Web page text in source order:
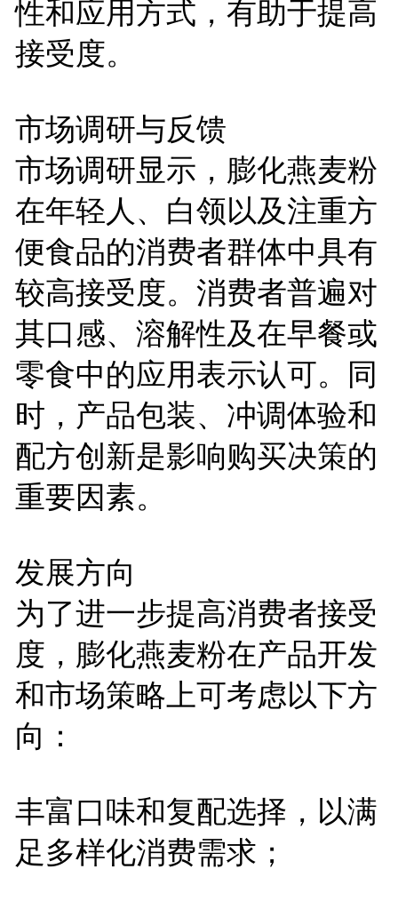
性和应用方式，有助于提高
接受度。
市场调研与反馈
市场调研显示，膨化燕麦粉
在年轻人、白领以及注重方
便食品的消费者群体中具有
较高接受度。消费者普遍对
其口感、溶解性及在早餐或
零食中的应用表示认可。同
时，产品包装、冲调体验和
配方创新是影响购买决策的
重要因素。
发展方向
为了进一步提高消费者接受
度，膨化燕麦粉在产品开发
和市场策略上可考虑以下方
向：
丰富口味和复配选择，以满
足多样化消费需求；